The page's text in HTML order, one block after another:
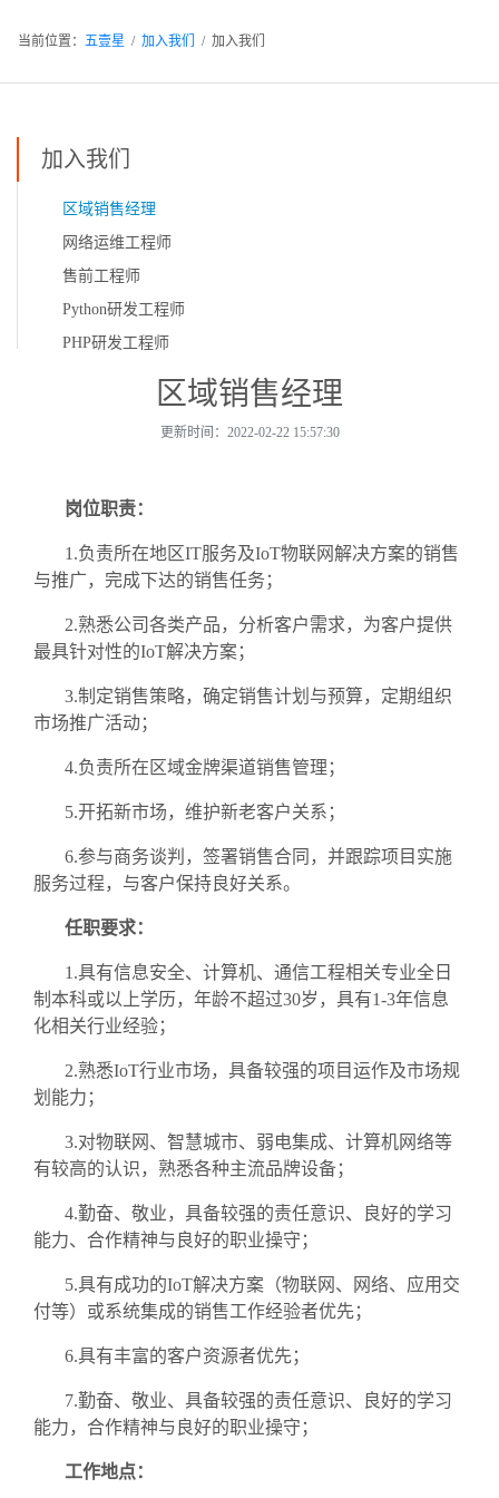
当前位置： 五壹星 / 加入我们 / 加入我们
加入我们
区域销售经理
网络运维工程师
售前工程师
Python研发工程师
PHP研发工程师
区域销售经理
更新时间：2022-02-22 15:57:30
岗位职责：
1.负责所在地区IT服务及IoT物联网解决方案的销售
与推广，完成下达的销售任务；
2.熟悉公司各类产品，分析客户需求，为客户提供
最具针对性的IoT解决方案；
3.制定销售策略，确定销售计划与预算，定期组织
市场推广活动；
4.负责所在区域金牌渠道销售管理；
5.开拓新市场，维护新老客户关系；
6.参与商务谈判，签署销售合同，并跟踪项目实施
服务过程，与客户保持良好关系。
任职要求：
1.具有信息安全、计算机、通信工程相关专业全日
制本科或以上学历，年龄不超过30岁，具有1-3年信息
化相关行业经验；
2.熟悉IoT行业市场，具备较强的项目运作及市场规
划能力；
3.对物联网、智慧城市、弱电集成、计算机网络等
有较高的认识，熟悉各种主流品牌设备；
4.勤奋、敬业，具备较强的责任意识、良好的学习
能力、合作精神与良好的职业操守；
5.具有成功的IoT解决方案（物联网、网络、应用交
付等）或系统集成的销售工作经验者优先；
6.具有丰富的客户资源者优先；
7.勤奋、敬业、具备较强的责任意识、良好的学习
能力，合作精神与良好的职业操守；
工作地点：